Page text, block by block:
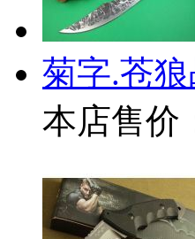
菊字.苍
本店售价